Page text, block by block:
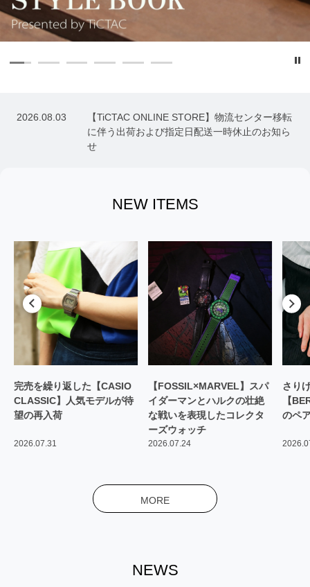
2026.08.03
【TiCTAC ONLINE STORE】物流センター移転
に伴う出荷および指定日配送一時休止のお知ら
せ
NEW ITEMS
【FOSSIL×MARVEL】スパ
イダーマンとハルクの壮絶
な戦いを表現したコレクタ
2026.07.24
さりげなくリンクする
【BERING】アイスブルー
のペアウォッチ
2026.07.10
【
れ
ュ
MORE
NEWS